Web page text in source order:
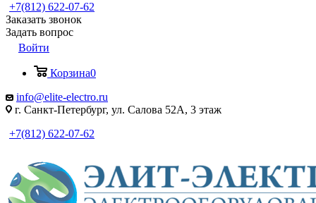
+7(812) 622-07-62
Заказать звонок
Задать вопрос
Войти
Корзина0
info@elite-electro.ru
г. Санкт-Петербург, ул. Салова 52А, 3 этаж
+7(812) 622-07-62